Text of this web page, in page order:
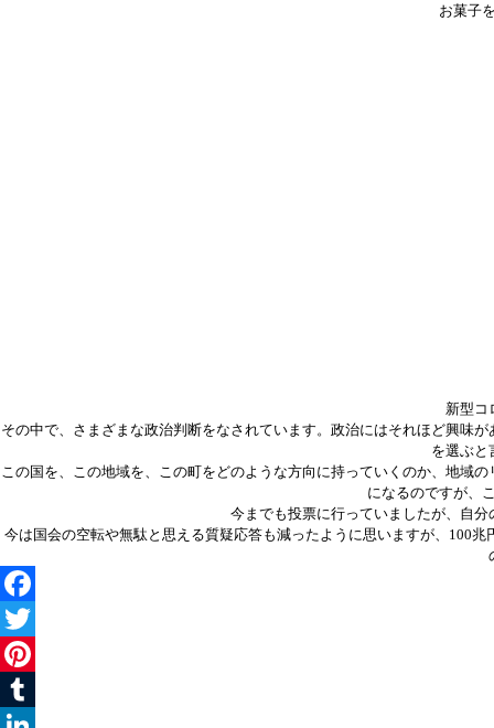
お菓子
新型コ
その中で、さまざまな政治判断をなされています。政治にはそれほど興味
を選ぶと
この国を、この地域を、この町をどのような方向に持っていくのか、地域
になるのですが、
今までも投票に行っていましたが、自
今は国会の空転や無駄と思える質疑応答も減ったように思いますが、100